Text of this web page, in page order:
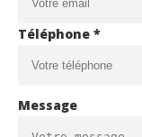
Téléphone *
Message